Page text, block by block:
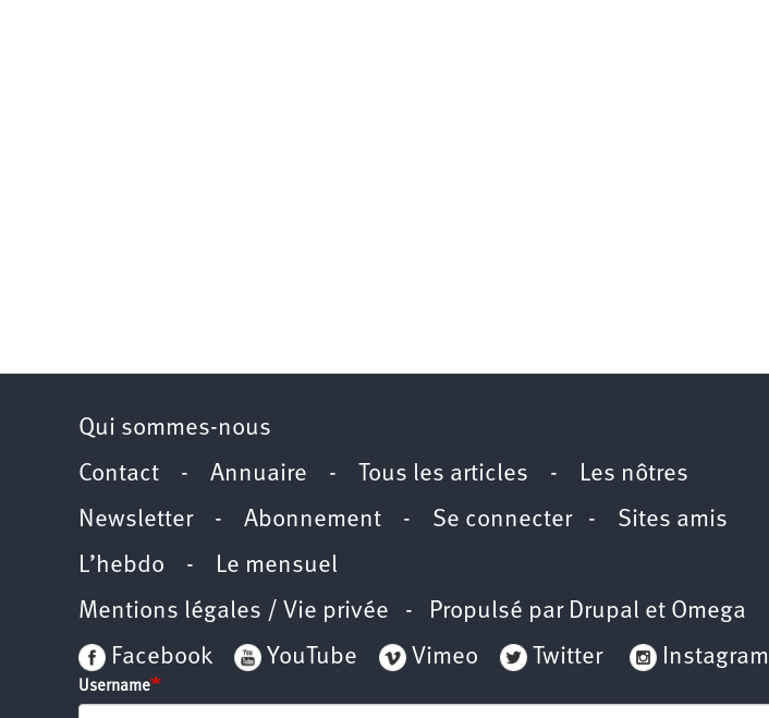
Qui sommes-nous
Contact - Annuaire - Tous les articles - Les nôtres
Newsletter- Abonnement - Se connecter- Sites amis
L’hebdo - Le mensuel
Mentions légales / Vie privée - Propulsé par Drupal et Omega
Facebook
YouTube Vimeo Twitter Instagram
Username